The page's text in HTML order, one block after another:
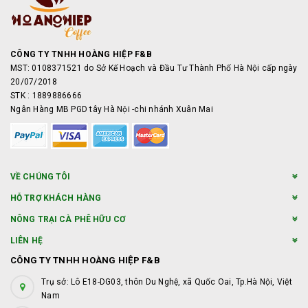
CÔNG TY TNHH HOÀNG HIỆP F&B
MST: 0108371521 do Sở Kế Hoạch và Đầu Tư Thành Phố Hà Nội cấp ngày
20/07/2018
STK : 1889886666
Ngân Hàng MB PGD tây Hà Nội -chi nhánh Xuân Mai
VỀ CHÚNG TÔI
HỖ TRỢ KHÁCH HÀNG
NÔNG TRẠI CÀ PHÊ HỮU CƠ
LIÊN HỆ
CÔNG TY TNHH HOÀNG HIỆP F&B
Trụ sở: Lô E18-DG03, thôn Du Nghệ, xã Quốc Oai, Tp.Hà Nội, Việt
Nam